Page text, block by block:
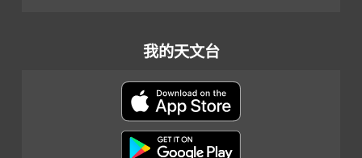
我的天文台